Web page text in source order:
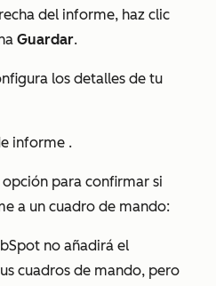
del informe, haz clic
Guardar.
los detalles de tu
informe .
opción para confirmar si
a un cuadro de mando:
no añadirá el
cuadros de mando, pero